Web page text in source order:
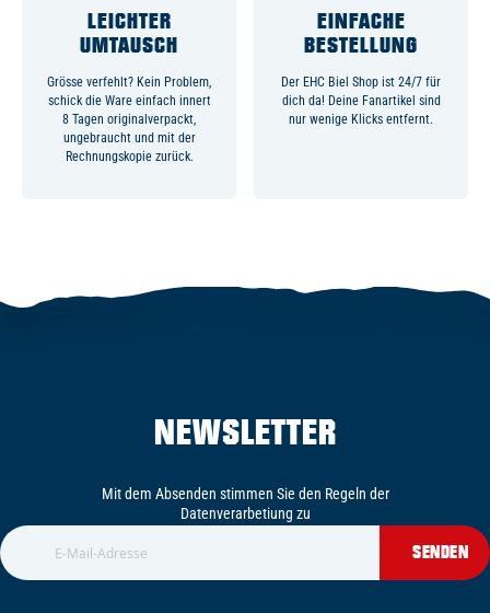
LEICHTER
UMTAUSCH
Grösse verfehlt? Kein Problem,
schick die Ware einfach innert
8 Tagen originalverpackt,
ungebraucht und mit der
Rechnungskopie zurück.
EINFACHE
BESTELLUNG
Der EHC Biel Shop ist 24/7 für
dich da! Deine Fanartikel sind
nur wenige Klicks entfernt.
NEWSLETTER
Mit dem Absenden stimmen Sie den Regeln der
Datenverarbetiung zu
SENDEN